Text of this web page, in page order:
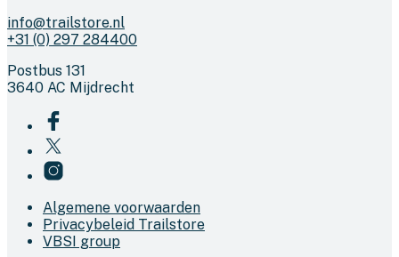
info@trailstore.nl
+31 (0) 297 284400
Postbus 131
3640 AC Mijdrecht
Algemene voorwaarden
Privacybeleid Trailstore
VBSI group